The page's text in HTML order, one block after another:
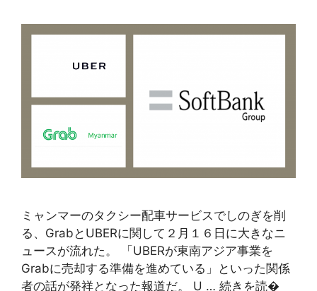
ミャンマーのタクシー配車サービスでしのぎを削
る、GrabとUBERに関して２月１６日に大きなニ
ュースが流れた。 「UBERが東南アジア事業を
Grabに売却する準備を進めている」といった関係
者の話が発祥となった報道だ。 U … 続きを読�